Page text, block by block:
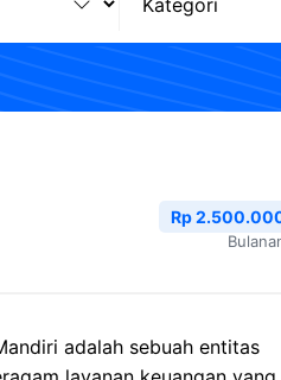
Rp
adalah sebuah entitas